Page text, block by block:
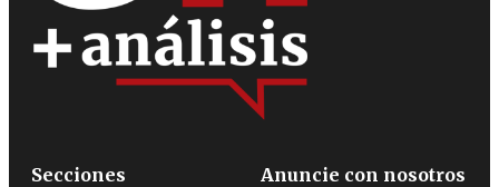
Secciones
Anuncie con nosotros